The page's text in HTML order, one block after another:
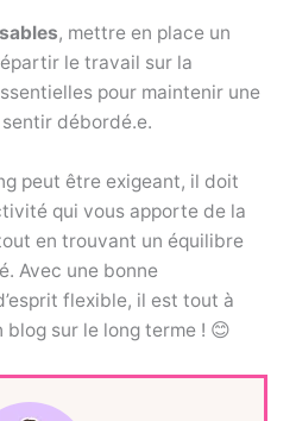
, mettre en place un
le travail sur la
pour maintenir une
débordé.e.
peut être exigeant, il doit
qui vous apporte de la
en trouvant un équilibre
Avec une bonne
flexible, il est tout à
sur le long terme ! 😊